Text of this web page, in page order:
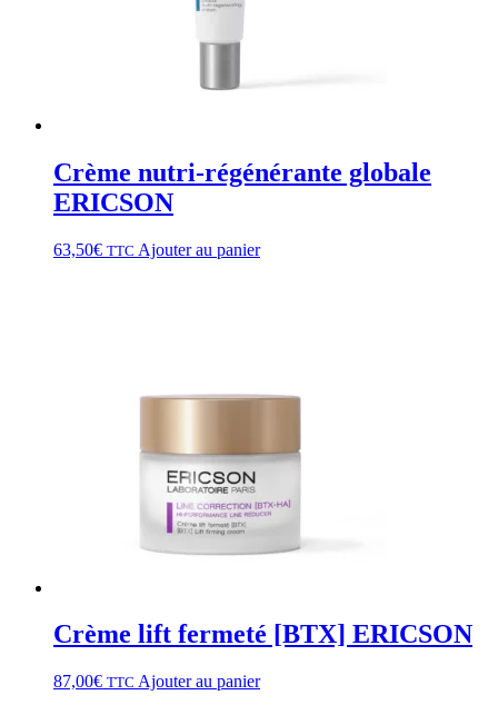
Crème nutri-régénérante globale
ERICSON
63,50€ TTC Ajouter au panier
Crème lift fermeté [BTX] ERICSON
87,00€ TTC Ajouter au panier